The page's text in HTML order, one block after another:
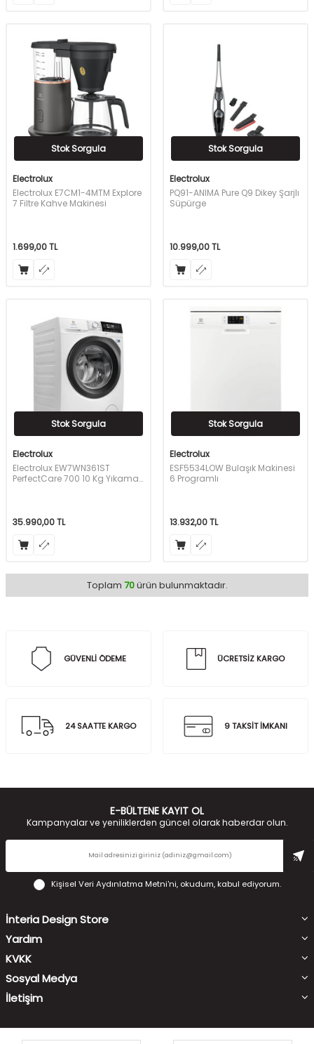
Stok Sorgula
Electrolux
Electrolux E7CM1-4MTM Explore
7 Filtre Kahve Makinesi
1.699,00TL
Stok Sorgula
Electrolux
PQ91-ANIMA Pure Q9 Dikey Şarjlı
Süpürge
10.999,00TL
Stok Sorgula
Electrolux
Electrolux EW7WN361ST
PerfectCare 700 10 Kg Yıkama
35.990,00TL
Stok Sorgula
Electrolux
ESF5534LOW Bulaşık Makinesi
6 Programlı
13.932,00TL
Toplam 70ürün bulunmaktadır.
GÜVENLİ ÖDEME ÜCRETSİZ KARGO
24 SAATTE KARGO 9 TAKSİT İMKANI
E-BÜLTENE KAYIT OL
Kampanyalar ve yeniliklerden güncel olarak haberdar olun.
Kişisel Veri Aydınlatma Metni'ni, okudum, kabul ediyorum.
İnteria Design Store
Yardım
KVKK
Sosyal Medya
İletişim